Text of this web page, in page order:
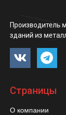
Производитель
зданий из
Страницы
О компании